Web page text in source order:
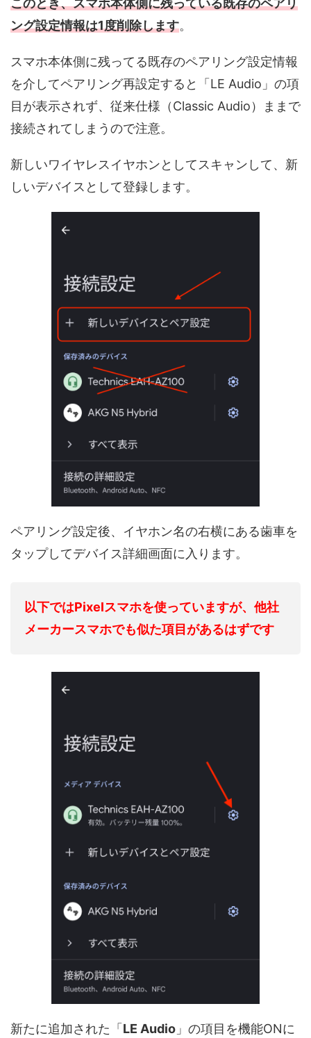
ング設定情報は1度削除します。
スマホ本体側に残ってる既存のペアリング設定情報
を介してペアリング再設定すると「LE Audio」の項
目が表示されず、従来仕様（Classic Audio）ままで
接続されてしまうので注意。
新しいワイヤレスイヤホンとしてスキャンして、新
しいデバイスとして登録します。
ペアリング設定後、イヤホン名の右横にある歯車を
タップしてデバイス詳細画面に入ります。
以下ではPixelスマホを使っていますが、他社
メーカースマホでも似た項目があるはずです
新たに追加された「LE Audio 」の項目を機能ONに